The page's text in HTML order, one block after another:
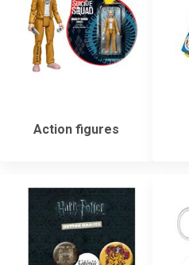
Action figures